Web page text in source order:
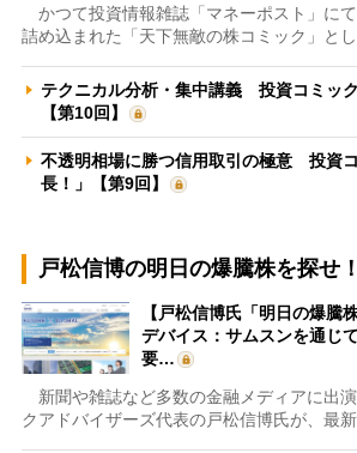
かつて投資情報雑誌「マネーポスト」に
詰め込まれた「天下無敵の株コミック」と
テクニカル分析・集中講義 投資コミック
【第10回】
不透明相場に勝つ信用取引の極意 投資
長！」【第9回】
戸松信博の明日の爆騰株を探せ！
【戸松信博氏「明日の爆騰
デバイス：サムスンを通じ
要…
新聞や雑誌など多数の金融メディアに出
クアドバイザーズ代表の戸松信博氏が、最